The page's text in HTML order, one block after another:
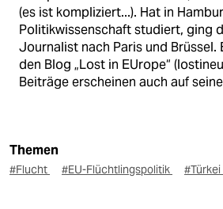
(es ist kompliziert...). Hat in
Politikwissenschaft studiert, ging
Journalist nach Paris und
den Blog „Lost in EUrope“
Beiträge erscheinen auch auf
Themen
#Flucht #EU-Flüchtlingspolitik